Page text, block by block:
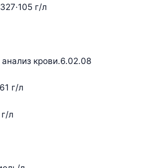
г/л
крови.6.02.08
г/л
л